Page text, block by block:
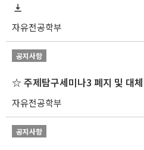
자유전공학부
공지사항
자유전공학부
공지사항